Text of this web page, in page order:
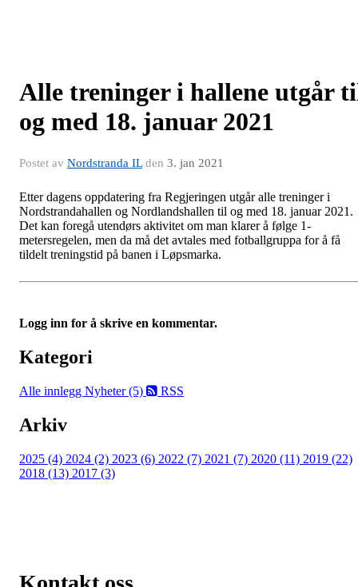
Alle treninger i hallene utgår
og med 18. januar 2021
Postet av Nordstranda ILden 3. jan 2021
Etter dagens oppdatering fra Regjeringen utgår alle treninger i
Nordstrandahallen og Nordlandshallen til og med 18. januar 2021.
Det kan foregå utendørs aktivitet om man klarer å følge 1-
metersregelen, men da må det avtales med fotballgruppa for å få
tildelt treningstid på banen i Løpsmarka.
Logg inn for å skrive en kommentar.
Kategori
Alle innlegg Nyheter (5) RSS
Arkiv
2025 (4) 2024 (2) 2023 (6) 2022 (7) 2021 (7) 2020 (11) 2019 (22)
2018 (13) 2017 (3)